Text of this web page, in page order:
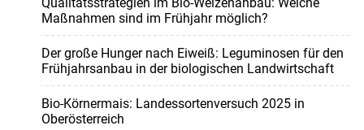
Maßnahmen sind im Frühjahr möglich?
Der große Hunger nach Eiweiß: Leguminosen für den
Frühjahrsanbau in der biologischen Landwirtschaft
Bio-Körnermais: Landessortenversuch 2025 in
Oberösterreich